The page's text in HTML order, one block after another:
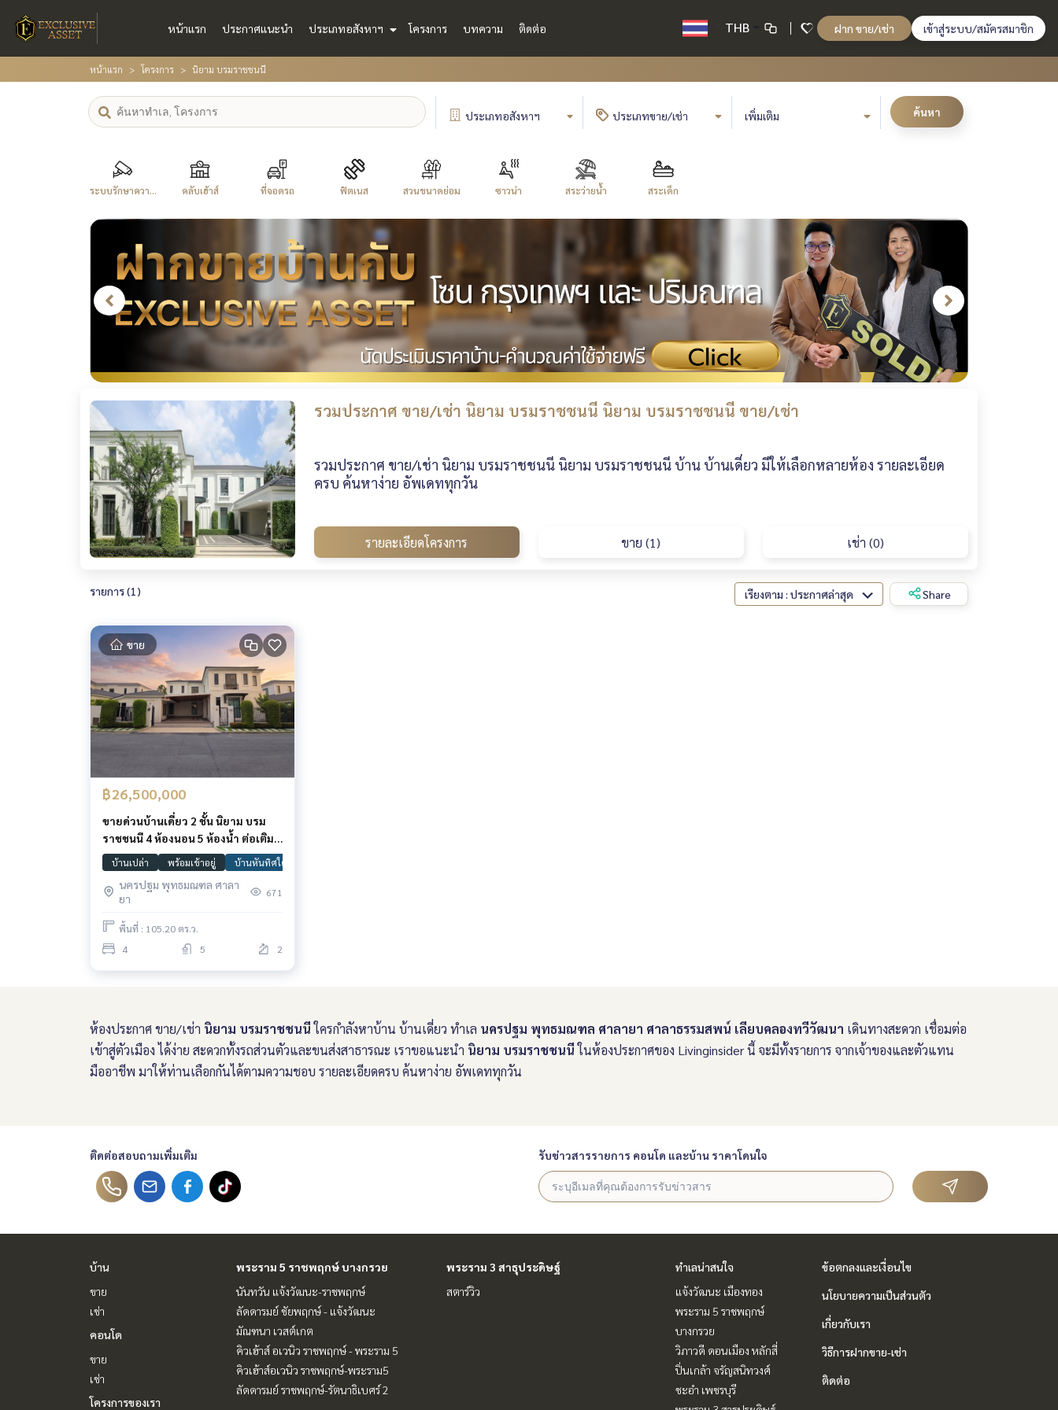
หน้าแรก ประกาศแนะนำ ประเภทอสังหาฯ โครงการ บทความ ติดต่อ THB ฝาก ขาย/เช่า เข้าสู่ระบบ/สมัครสมาชิก
หน้าแรก โครงการ นิยาม บรมราชชนนี
ประเภทอสังหาฯ ประเภทขาย/เช่า เพิ่มเติม ค้นหา
ระบบรักษาควา... คลับเฮ้าส์ ที่จอดรถ ฟิตเนส สวนขนาดย่อม ซาวน่า สระว่ายน้ำ สระเด็ก
รวมประกาศ ขาย/เช่า นิยาม บรมราชชนนี นิยาม บรมราชชนนี ขาย/เช่า
รวมประกาศ ขาย/เช่า นิยาม บรมราชชนนี นิยาม บรมราชชนนี บ้าน บ้านเดี่ยว มีให้เลือกหลายห้อง รายละเอียด
ครบ ค้นหาง่าย อัพเดททุกวัน
รายละเอียดโครงการ ขาย (1) เช่า (0)
รายการ (1) เรียงตาม : ประกาศล่าสุด Share
ขาย
฿26,500,000
ขายด่วนบ้านเดี่ยว 2 ชั้น นิยาม บรม
ราชชนนี 4 ห้องนอน 5 ห้องน้ำ ต่อเติม
ครบพร้อมอยู่ สภาพสวย เจ้าของอยู่
น้อย หลังบ้านติดสวนให้ความร่มรื่น
เป็นส่วนตัว คุ้มมาก
บ้านเปล่า พร้อมเข้าอยู่ บ้านหันทิศใต้
นครปฐม พุทธมณฑล ศาลา
ยา
671
พื้นที่ : 105.20 ตร.ว.
4
5 2
ห้องประกาศ ขาย/เช่า นิยาม บรมราชชนนีใครกำลังหาบ้าน บ้านเดี่ยว ทำเล นครปฐม พุทธมณฑล ศาลายา ศาลาธรรมสพน์ เลียบคลองทวีวัฒนา เดินทางสะดวก เชื่อมต่อ
เข้าสู่ตัวเมือง ได้ง่าย สะดวกทั้งรถส่วนตัวและขนส่งสาธารณะ เราขอแนะนำ นิยาม บรมราชชนนีในห้องประกาศของ Livinginsider นี้ จะมีทั้งรายการ จากเจ้าของและตัวแทน
มืออาชีพ มาให้ท่านเลือกกันได้ตามความชอบ รายละเอียดครบ ค้นหาง่าย อัพเดททุกวัน
ติดต่อสอบถามเพิ่มเติม รับข่าวสารรายการ คอนโด และบ้าน ราคาโดนใจ
บ้าน
ขาย
เช่า
คอนโด
ขาย
เช่า
โครงการของเรา
พระราม 5 ราชพฤกษ์ บางกรวย
นันทวัน แจ้งวัฒนะ-ราชพฤกษ์
ลัดดารมย์ ชัยพฤกษ์ - แจ้งวัฒนะ
มัณฑนา เวสต์เกต
คิวเฮ้าส์ อเวนิว ราชพฤกษ์ - พระราม 5
คิวเฮ้าส์อเวนิว ราชพฤกษ์-พระราม5
ลัดดารมย์ ราชพฤกษ์-รัตนาธิเบศร์ 2
พระราม 3 สาธุประดิษฐ์
สตาร์วิว
ทำเลน่าสนใจ
แจ้งวัฒนะ เมืองทอง
พระราม 5 ราชพฤกษ์
บางกรวย
วิภาวดี ดอนเมือง หลักสี่
ปิ่นเกล้า จรัญสนิทวงศ์
ชะอำ เพชรบุรี
ข้อตกลงและเงื่อนไข
นโยบายความเป็นส่วนตัว
เกี่ยวกับเรา
วิธีการฝากขาย-เช่า
ติดต่อ